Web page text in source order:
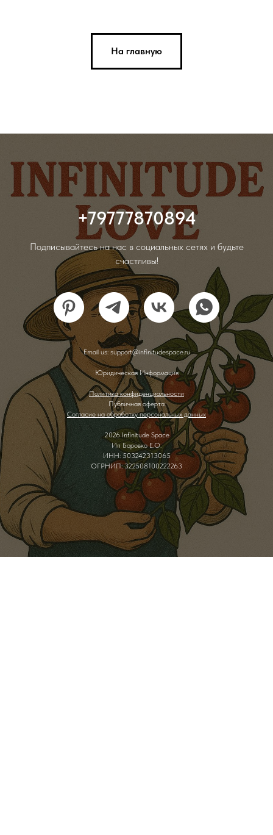
На главную
+79777870894
Подписывайтесь на нас в социальных сетях и будьте
счастливы!
Email us: support@infinitudespace.ru
Юридическая Информация
Политика конфиденциальности
Публичная оферта
Согласие на обработку персональных данных
2026 Infinitude Space
Ип Боровко Е.О.
ИНН: 503242313065
ОГРНИП: 322508100222263